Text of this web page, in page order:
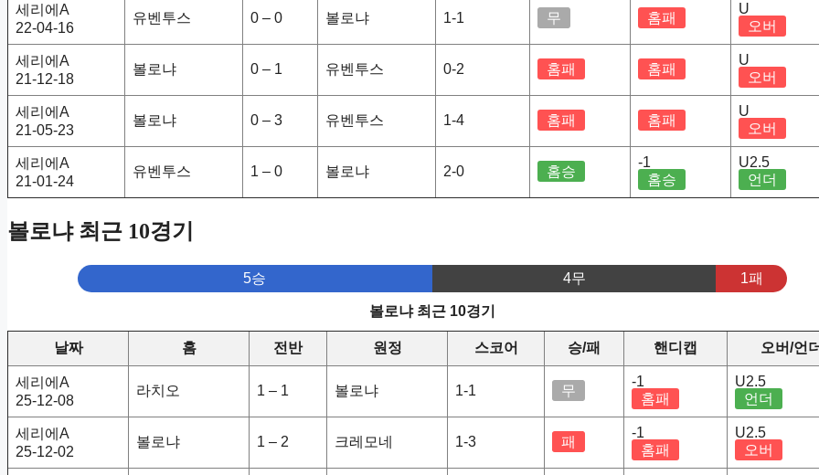
세리에A
22-04-16
유벤투스 0 – 0 볼로냐 1-1 무 홈패
U
오버
세리에A
21-12-18
볼로냐 0 – 1 유벤투스 0-2 홈패 홈패
U
오버
세리에A
21-05-23
볼로냐 0 – 3 유벤투스 1-4 홈패 홈패
U
오버
세리에A
21-01-24
유벤투스 1 – 0 볼로냐 2-0 홈승
-1
홈승
U2.5
언더
볼로냐 최근 10경기
5승 4무 1패
볼로냐 최근 10경기
날짜 홈 전반 원정 스코어 승/패 핸디캡 오버/언
세리에A
25-12-08
라치오 1 – 1 볼로냐 1-1 무
-1
홈패
U2.5
언더
세리에A
25-12-02
볼로냐 1 – 2 크레모네 1-3 패
-1
홈패
U2.5
오버